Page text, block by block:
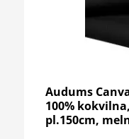
Audums
100%
pl.150cm,